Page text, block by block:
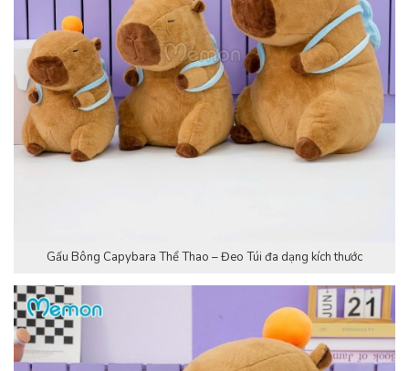
Gấu Bông Capybara Thể Thao – Đeo Túi đa dạng kích thước